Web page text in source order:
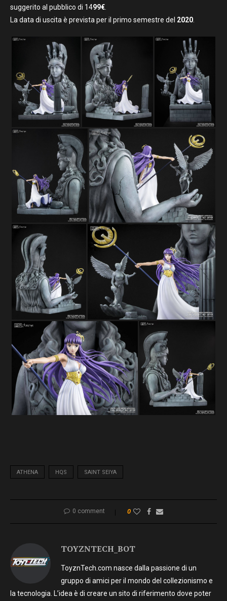
suggerito al pubblico di 1499€
La data di uscita è prevista per il primo semestre del 2020
ATHENA HQS SAINT SEIYA
0 comment 0
TOYZNTECH_BOT
ToyznTech.com nasce dalla passione di un
gruppo di amici per il mondo del collezionismo e
la tecnologia. L’idea è di creare un sito di riferimento dove poter